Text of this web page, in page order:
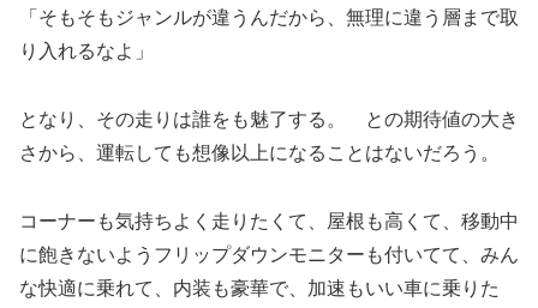
「そもそもジャンルが違うんだから、無理に違う層まで取
り入れるなよ」
となり、その走りは誰をも魅了する。 との期待値の大き
さから、運転しても想像以上になることはないだろう。
コーナーも気持ちよく走りたくて、屋根も高くて、移動中
に飽きないようフリップダウンモニターも付いてて、みん
な快適に乗れて、内装も豪華で、加速もいい車に乗りた